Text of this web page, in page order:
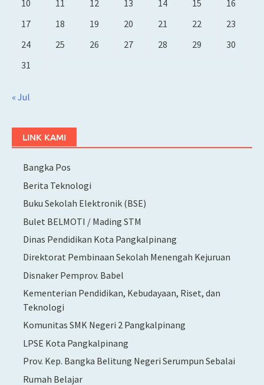
10
11 12 13 14 15
16
17
18 19 20 21 22
23
24
25 26 27 28 29
30
31
« Jul
LINK KAMI
Bangka Pos
Berita Teknologi
Buku Sekolah Elektronik (BSE)
Bulet BELMOTI / Mading STM
Dinas Pendidikan Kota Pangkalpinang
Direktorat Pembinaan Sekolah Menengah Kejuruan
Disnaker Pemprov. Babel
Kementerian Pendidikan, Kebudayaan, Riset, dan
Teknologi
Komunitas SMK Negeri 2 Pangkalpinang
LPSE Kota Pangkalpinang
Prov. Kep. Bangka Belitung Negeri Serumpun Sebalai
Rumah Belajar